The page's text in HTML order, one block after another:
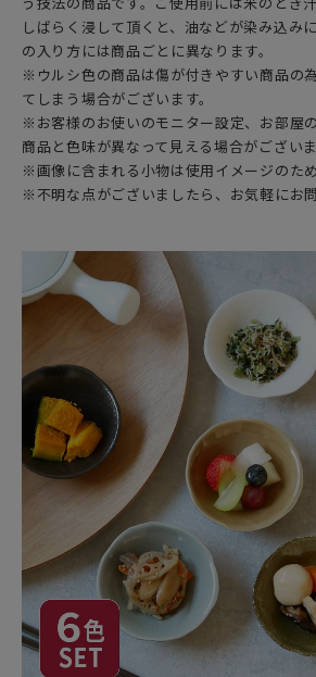
しばらく浸して頂くと、油などが染み込み
の入り方には商品ごとに異なります。
※ウルシ色の商品は傷が付きやすい商品の
てしまう場合がございます。
※お客様のお使いのモニター設定、お部屋
商品と色味が異なって見える場合がございま
※画像に含まれる小物は使用イメージのた
※不明な点がございましたら、お気軽にお